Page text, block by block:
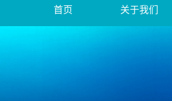
首页 关于我们